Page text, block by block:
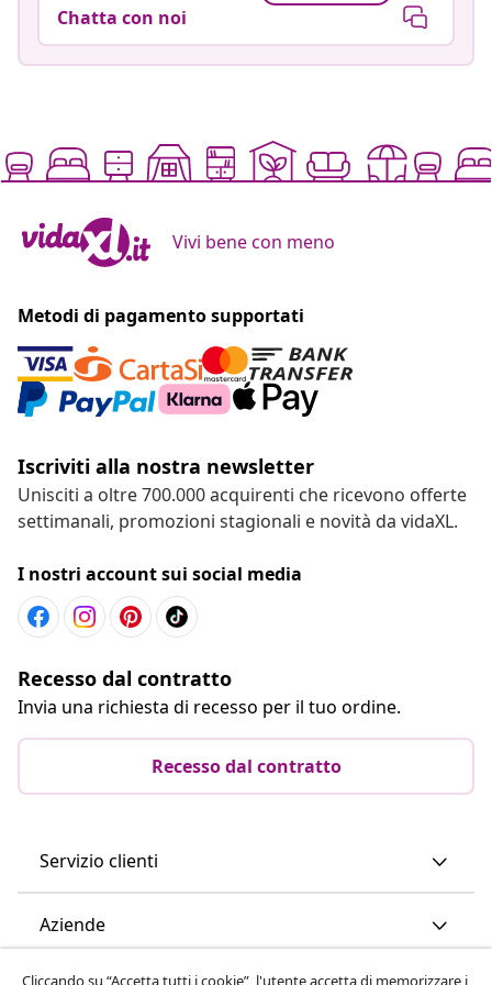
Chatta con noi
Vivi bene con meno
Metodi di pagamento supportati
Iscriviti alla nostra newsletter
Unisciti a oltre 700.000 acquirenti che ricevono offerte
settimanali, promozioni stagionali e novità da vidaXL.
I nostri account sui social media
Recesso dal contratto
Invia una richiesta di recesso per il tuo ordine.
Recesso dal contratto
Servizio clienti
Aziende
Cliccando su “Accetta tutti i cookie”, l'utente accetta di memorizzare i